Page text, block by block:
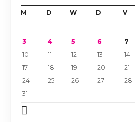
M D W D V
3
4 5 6 7
10
11 12 13 14
17
18 19 20 21
24
25 26 27 28
31